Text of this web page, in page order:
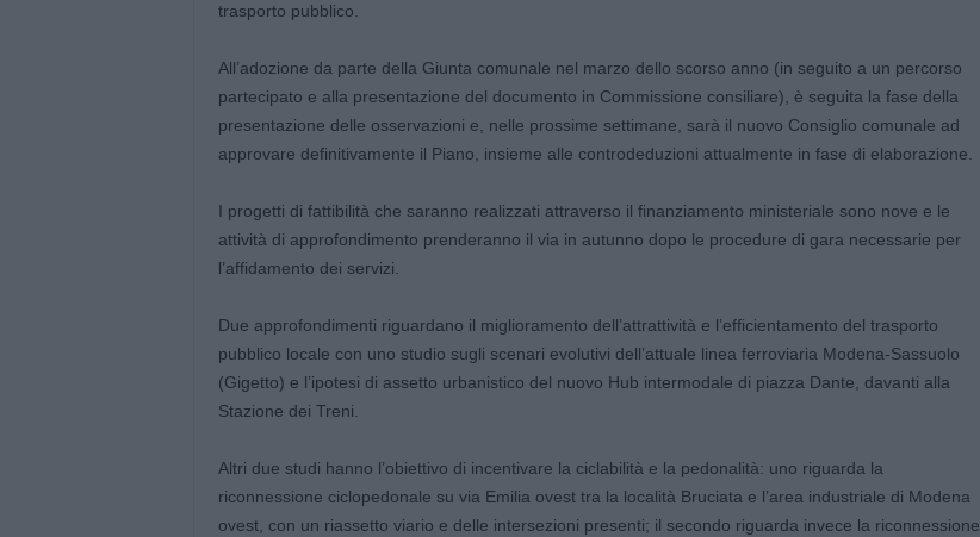
trasporto pubblico.
All’adozione da parte della Giunta comunale nel marzo dello scorso anno (in seguito a un percorso
partecipato e alla presentazione del documento in Commissione consiliare), è seguita la fase della
presentazione delle osservazioni e, nelle prossime settimane, sarà il nuovo Consiglio comunale ad
approvare definitivamente il Piano, insieme alle controdeduzioni attualmente in fase di elaborazione.
I progetti di fattibilità che saranno realizzati attraverso il finanziamento ministeriale sono nove e le
attività di approfondimento prenderanno il via in autunno dopo le procedure di gara necessarie per
l’affidamento dei servizi.
Due approfondimenti riguardano il miglioramento dell’attrattività e l’efficientamento del trasporto
pubblico locale con uno studio sugli scenari evolutivi dell’attuale linea ferroviaria Modena-Sassuolo
(Gigetto) e l’ipotesi di assetto urbanistico del nuovo Hub intermodale di piazza Dante, davanti alla
Stazione dei Treni.
Altri due studi hanno l’obiettivo di incentivare la ciclabilità e la pedonalità: uno riguarda la
riconnessione ciclopedonale su via Emilia ovest tra la località Bruciata e l’area industriale di Modena
ovest, con un riassetto viario e delle intersezioni presenti; il secondo riguarda invece la riconnessione